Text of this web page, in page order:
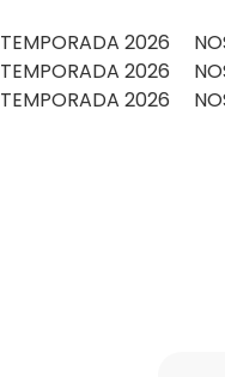
TEMPORADA 2026
TEMPORADA 2026
TEMPORADA 2026